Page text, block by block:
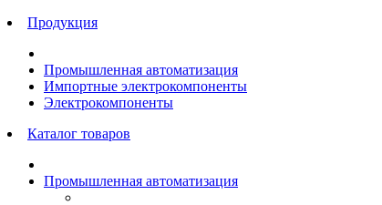
Продукция
Промышленная автоматизация
Импортные электрокомпоненты
Электрокомпоненты
Каталог товаров
Промышленная автоматизация